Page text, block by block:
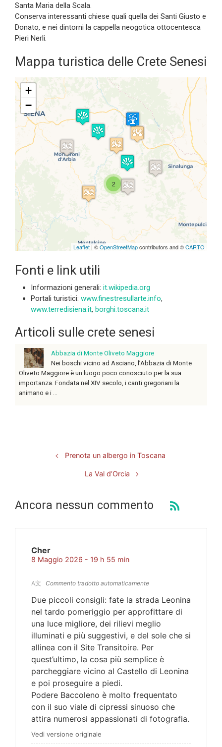
Santa Maria della Scala.
Conserva interessanti chiese quali quella dei Santi Giusto e
Donato, e nei dintorni la cappella neogotica ottocentesca
Pieri Nerli.
Mappa turistica delle Crete Senesi
Travelers' Map is loading...
If you see this after your page is
loaded completely, leafletJS files
are missing.
2
+
−
Leaflet| ©OpenStreetMapcontributors and ©CARTO
Fonti e link utili
Informazioni generali: it.wikipedia.org
Portali turistici: www.finestresullarte.info,
www.terredisiena.it, borghi.toscana.it
Articoli sulle crete senesi
Abbazia di Monte Oliveto Maggiore
Nei boschi vicino ad Asciano, l’Abbazia di Monte
Oliveto Maggiore è un luogo poco conosciuto per la sua
importanza. Fondata nel XIV secolo, i canti gregoriani la
animano e i ...
Prenota un albergo in Toscana
La Val d’Orcia
Ancora nessun commento
Cher
8 Maggio 2026 - 19 h 55 min
A文 Commento tradotto automaticamente
Due piccoli consigli: fate la strada Leonina
nel tardo pomeriggio per approfittare di
una luce migliore, dei rilievi meglio
illuminati e più suggestivi, e del sole che si
allinea con il Site Transitoire. Per
quest’ultimo, la cosa più semplice è
parcheggiare vicino al Castello di Leonina
e poi proseguire a piedi.
Podere Baccoleno è molto frequentato
con il suo viale di cipressi sinuoso che
attira numerosi appassionati di fotografia.
Vedi versione originale